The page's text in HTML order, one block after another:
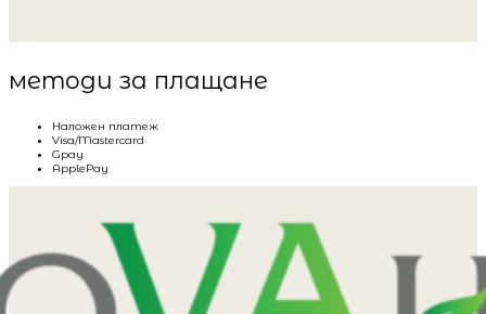
методи за плащане
Наложен платеж
Visa/Mastercard
Gpay
ApplePay